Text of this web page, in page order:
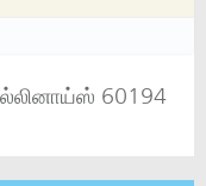
60194